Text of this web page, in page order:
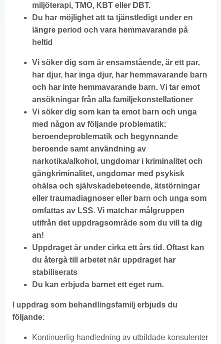
miljöterapi, TMO, KBT eller DBT.
Du har möjlighet att ta tjänstledigt under en
längre period och vara hemmavarande på
heltid
Vi söker dig som är ensamstående, är ett par,
har djur, har inga djur, har hemmavarande barn
och har inte hemmavarande barn. Vi tar emot
ansökningar från alla familjekonstellationer
Vi söker dig som kan ta emot barn och unga
med någon av följande problematik:
beroendeproblematik och begynnande
beroende samt användning av
narkotika/alkohol, ungdomar i kriminalitet och
gängkriminalitet, ungdomar med psykisk
ohälsa och självskadebeteende, ätstörningar
eller traumadiagnoser eller barn och unga som
omfattas av LSS. Vi matchar målgruppen
utifrån det uppdragsområde som du vill ta dig
an!
Uppdraget är under cirka ett års tid. Oftast kan
du återgå till arbetet när uppdraget har
stabiliserats
Du kan erbjuda barnet ett eget rum.
I uppdrag som behandlingsfamilj erbjuds du
följande:
Kontinuerlig handledning av utbildade konsulenter